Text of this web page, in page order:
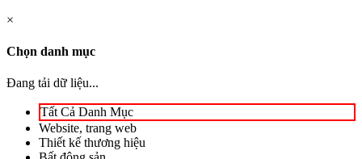
×
Chọn danh mục
Đang tải dữ liệu...
Tất Cả Danh Mục
Website, trang web
Thiết kế thương hiệu